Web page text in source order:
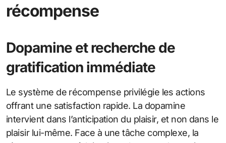
récompense
Dopamine et recherche de
gratification immédiate
Le système de récompense privilégie les actions
offrant une satisfaction rapide. La dopamine
intervient dans l’anticipation du plaisir, et non dans le
plaisir lui-même. Face à une tâche complexe, la